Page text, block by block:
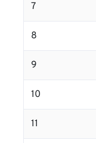
7
8
9
10
11